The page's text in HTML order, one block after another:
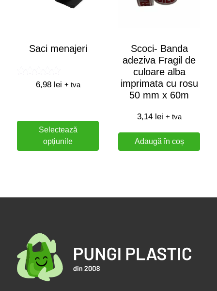
Saci menajeri
Evaluat la
6,98 lei + tva
Selectează
opțiunile
Scoci- Banda
adeziva Fragil de
culoare alba
imprimata cu rosu
50 mm x 60m
3,14 lei + tva
Adaugă în coș